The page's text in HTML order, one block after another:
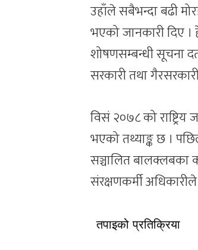
उहाँले सबैभन्दा बढी
भएको जानकारी दिए ।
शोषणसम्बन्धी सूचना
सरकारी तथा
विसं २०७८ को
भएको तथ्याङ्क छ ।
सञ्चालित बालक्लबका
संरक्षणकर्मी
तपाइको प्रतिक्रिया